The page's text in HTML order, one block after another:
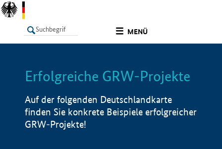
MENÜ
LISTE Info
Erfolgreiche GRW-Projekte
Auf der folgenden Deutschlandkarte
finden Sie konkrete Beispiele erfolgreicher
GRW-Projekte!